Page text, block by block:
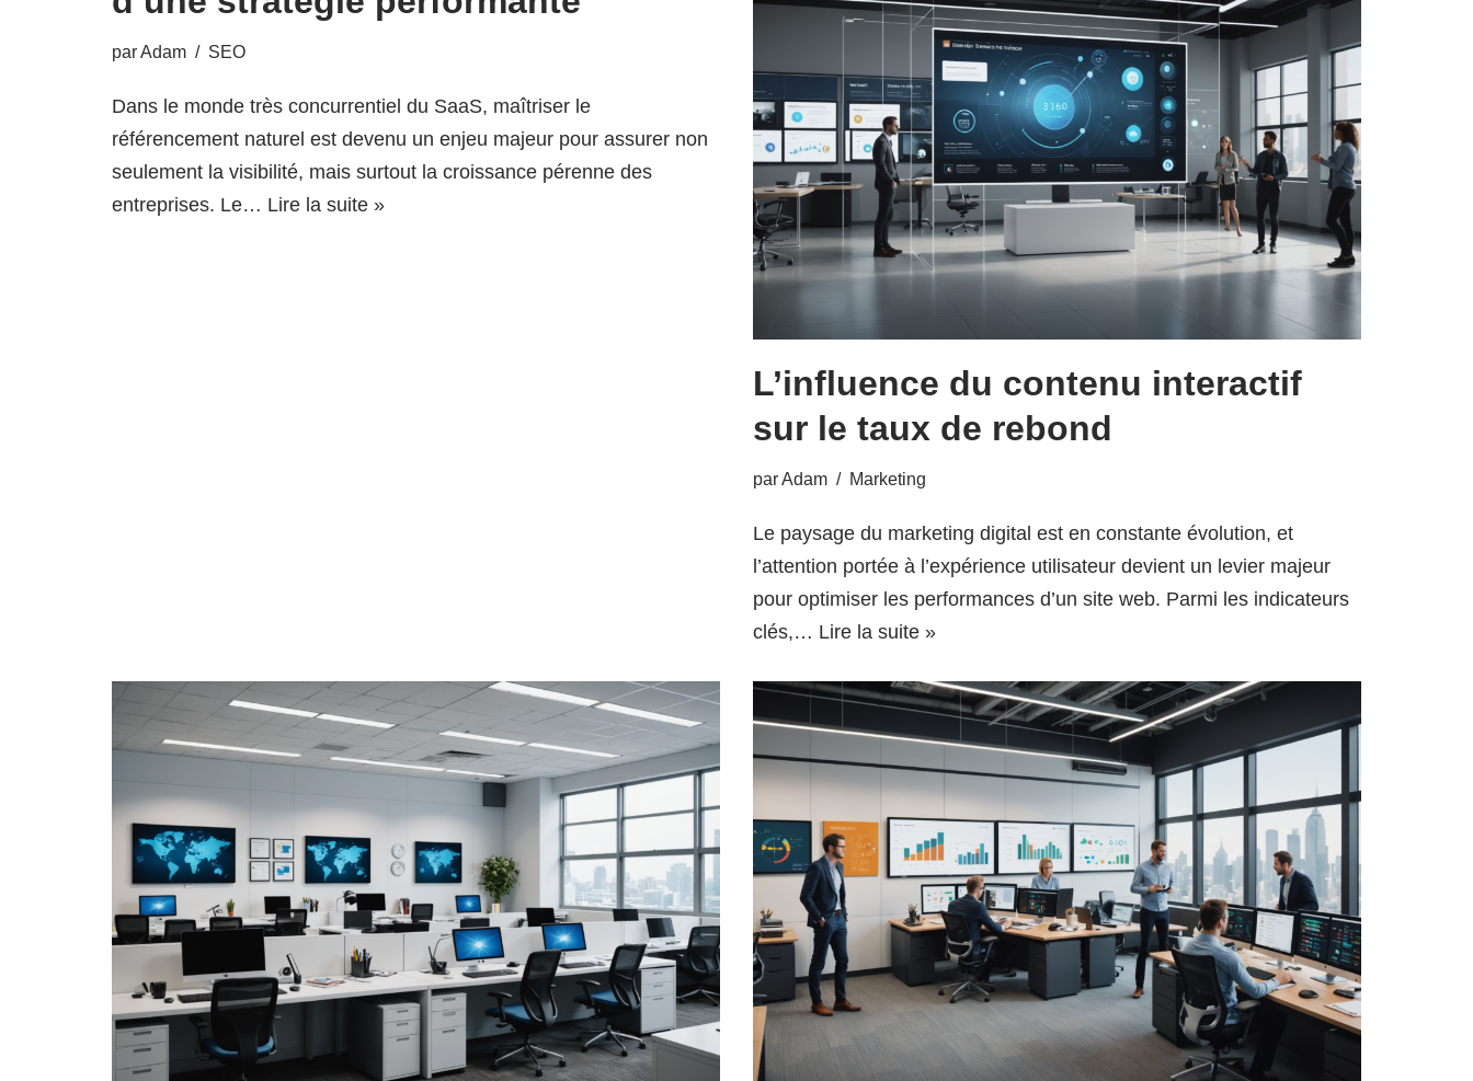
parAdam SEO
Dans le monde très concurrentiel du SaaS, maîtriser le
référencement naturel est devenu un enjeu majeur pour assurer non
seulement la visibilité, mais surtout la croissance pérenne des
entreprises. Le… Lire la suite »
L’influence du contenu interactif
sur le taux de rebond
parAdam Marketing
Le paysage du marketing digital est en constante évolution, et
l’attention portée à l’expérience utilisateur devient un levier majeur
pour optimiser les performances d’un site web. Parmi les indicateurs
clés,… Lire la suite »